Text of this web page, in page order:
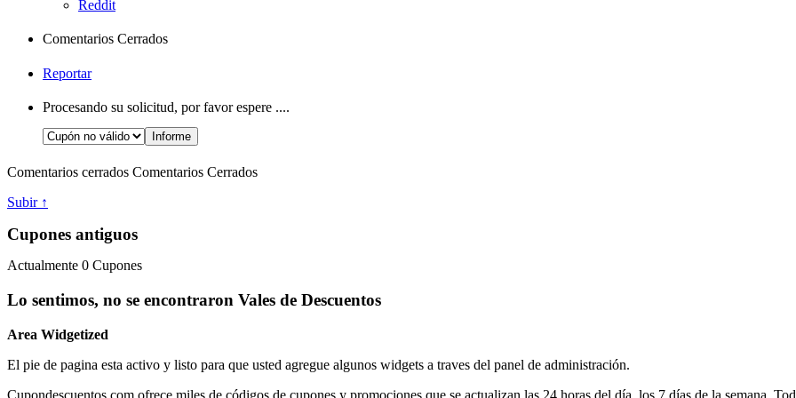
Reddit
Comentarios Cerrados
Reportar
Procesando su solicitud, por favor espere ....
Comentarios cerrados Comentarios Cerrados
Subir ↑
Cupones antiguos
Actualmente 0 Cupones
Lo sentimos, no se encontraron Vales de Descuentos
Area Widgetized
El pie de pagina esta activo y listo para que usted agregue algunos widgets a traves del panel de administración.